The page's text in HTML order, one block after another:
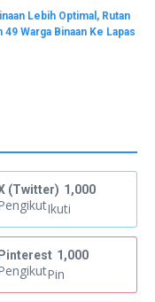
Lebih Optimal, Rutan
49 Warga Binaan Ke Lapas
(Twitter) 1,000
Ikuti
Pinterest 1,000
Pin